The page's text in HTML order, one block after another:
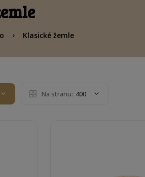
Klasické žemle
Na stranu: 400